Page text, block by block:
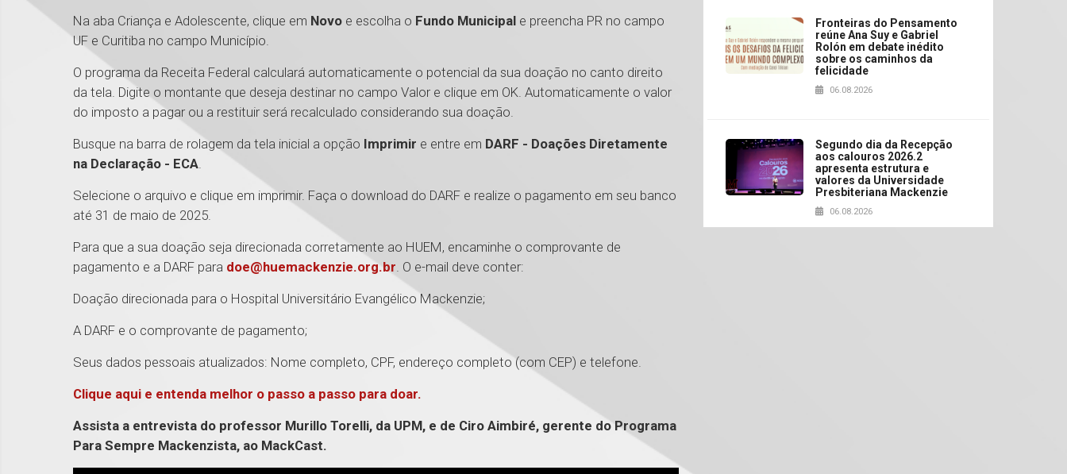
Na aba Criança e Adolescente, clique em Novo e escolha o Fundo Municipal e preencha PR no campo
UF e Curitiba no campo Município.
O programa da Receita Federal calculará automaticamente o potencial da sua doação no canto direito
da tela. Digite o montante que deseja destinar no campo Valor e clique em OK. Automaticamente o valor
do imposto a pagar ou a restituir será recalculado considerando sua doação.
Busque na barra de rolagem da tela inicial a opção Imprimir e entre em DARF - Doações Diretamente
na Declaração - ECA.
Selecione o arquivo e clique em imprimir. Faça o download do DARF e realize o pagamento em seu banco
até 31 de maio de 2025.
Para que a sua doação seja direcionada corretamente ao HUEM, encaminhe o comprovante de
pagamento e a DARF para doe@huemackenzie.org.br. O e-mail deve conter:
Doação direcionada para o Hospital Universitário Evangélico Mackenzie;
A DARF e o comprovante de pagamento;
Seus dados pessoais atualizados: Nome completo, CPF, endereço completo (com CEP) e telefone.
Clique aqui e entenda melhor o passo a passo para doar.
Assista a entrevista do professor Murillo Torelli, da UPM, e de Ciro Aimbiré, gerente do Programa
Para Sempre Mackenzista, ao MackCast.
Fronteiras do Pensamento
reúne Ana Suy e Gabriel
Rolón em debate inédito
sobre os caminhos da
felicidade
06.08.2026
Segundo dia da Recepção
aos calouros 2026.2
apresenta estrutura e
valores da Universidade
Presbiteriana Mackenzie
06.08.2026